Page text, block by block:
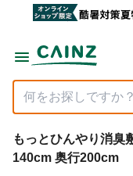
もっとひんやり消臭
140cm 奥行200cm